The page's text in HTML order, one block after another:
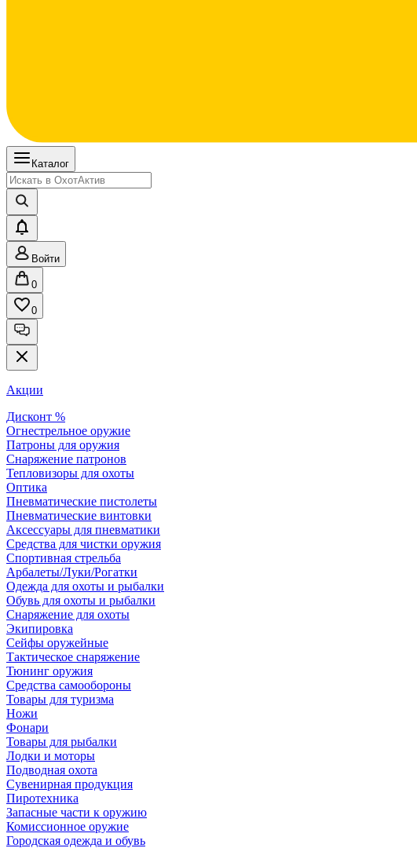
Каталог
Войти
0
0
Акции
Дисконт %
Огнестрельное оружие
Патроны для оружия
Снаряжение патронов
Тепловизоры для охоты
Оптика
Пневматические пистолеты
Пневматические винтовки
Аксессуары для пневматики
Средства для чистки оружия
Спортивная стрельба
Арбалеты/Луки/Рогатки
Одежда для охоты и рыбалки
Обувь для охоты и рыбалки
Снаряжение для охоты
Экипировка
Сейфы оружейные
Тактическое снаряжение
Тюнинг оружия
Средства самообороны
Товары для туризма
Ножи
Фонари
Товары для рыбалки
Лодки и моторы
Подводная охота
Сувенирная продукция
Пиротехника
Запасные части к оружию
Комиссионное оружие
Городская одежда и обувь